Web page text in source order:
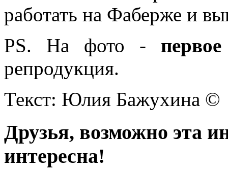
работать на Фаберже и
PS. На фото -
репродукция.
Текст: Юлия Бажухина ©
Друзья, возможно эта
интересна!